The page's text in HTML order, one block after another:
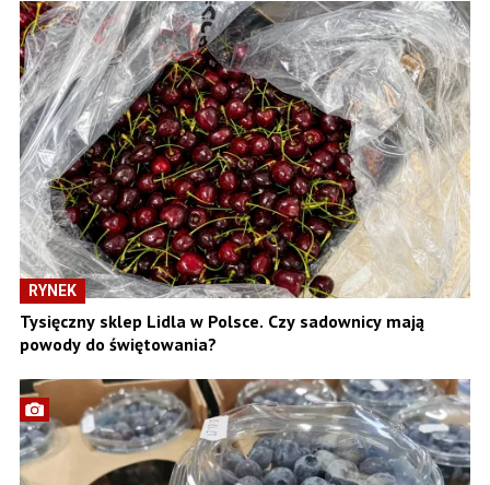
RYNEK
Tysięczny sklep Lidla w Polsce. Czy sadownicy mają
powody do świętowania?